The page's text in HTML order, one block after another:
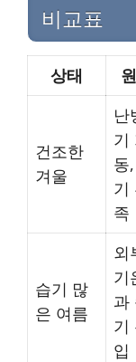
비교표
상태
건조한
겨울
난
기
동
기
족
습기 많
은 여름
외
기
과
기
입